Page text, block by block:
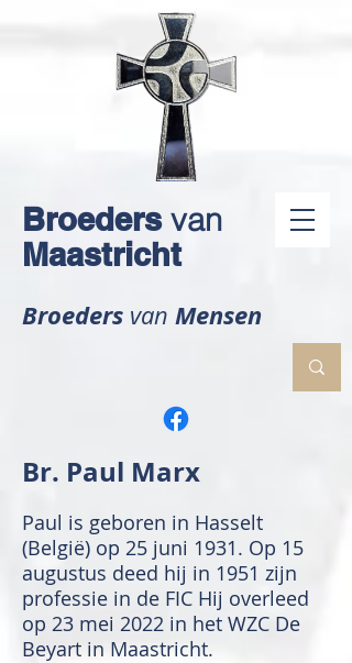
Broeders van
Maastricht
Broeders van Mensen
Br. Paul Marx
Paul is geboren in Hasselt
(België) op 25 juni 1931. Op 15
augustus deed hij in 1951 zijn
professie in de FIC Hij overleed
op 23 mei 2022 in het WZC De
Beyart in Maastricht.